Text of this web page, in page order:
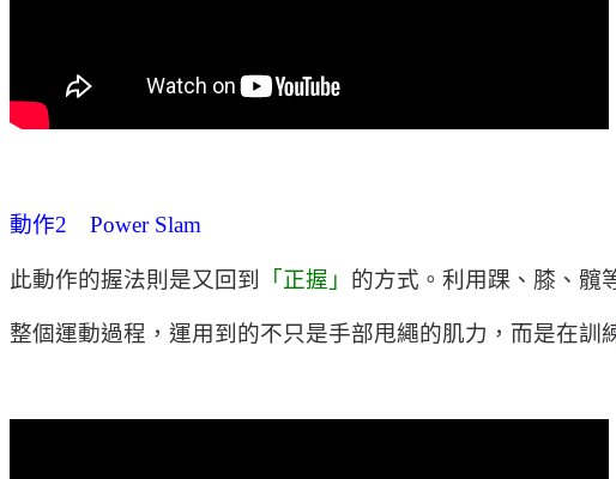
動作2 Power Slam
此動作的握法則是又回到 「正握」 的方式。利用踝、膝、髖
整個運動過程，運用到的不只是手部甩繩的肌力，而是在訓